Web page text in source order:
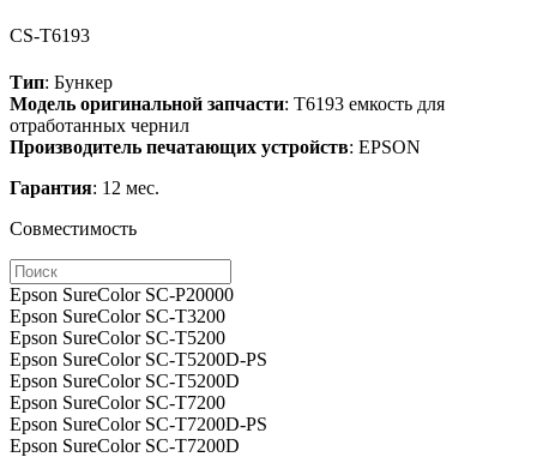
CS-T6193
Тип: Бункер
Модель оригинальной запчасти: T6193 емкость для
отработанных чернил
Производитель печатающих устройств: EPSON
Гарантия: 12 мес.
Совместимость
Epson SureColor SC-P20000
Epson SureColor SC-T3200
Epson SureColor SC-T5200
Epson SureColor SC-T5200D-PS
Epson SureColor SC-T5200D
Epson SureColor SC-T7200
Epson SureColor SC-T7200D-PS
Epson SureColor SC-T7200D